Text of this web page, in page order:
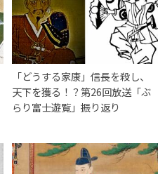
「どうする家康」信長を殺し、
天下を獲る！？第26回放送「ぶ
らり富士遊覧」振り返り